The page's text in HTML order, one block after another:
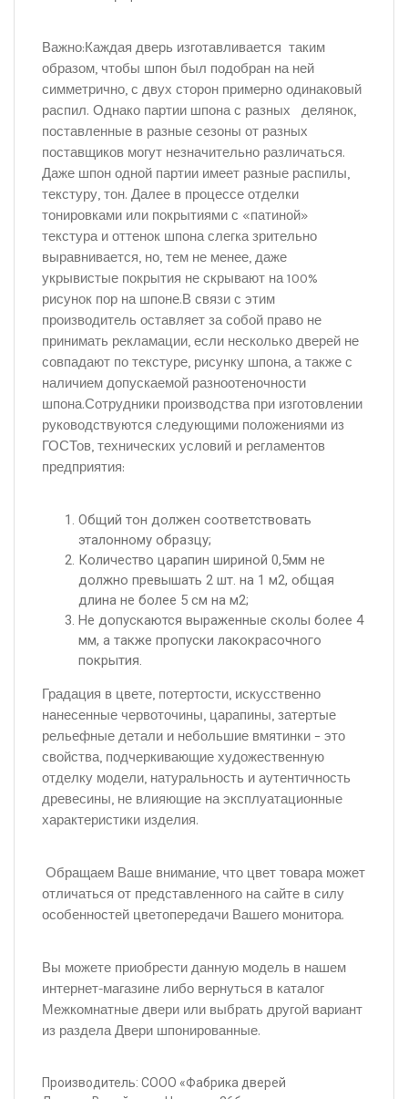
Важно:Каждая дверь изготавливается таким
образом, чтобы шпон был подобран на ней
симметрично, с двух сторон примерно одинаковый
распил. Однако партии шпона с разных делянок,
поставленные в разные сезоны от разных
поставщиков могут незначительно различаться.
Даже шпон одной партии имеет разные распилы,
текстуру, тон. Далее в процессе отделки
тонировками или покрытиями с «патиной»
текстура и оттенок шпона слегка зрительно
выравнивается, но, тем не менее, даже
укрывистые покрытия не скрывают на 100%
рисунок пор на шпоне.В связи с этим
производитель оставляет за собой право не
принимать рекламации, если несколько дверей не
совпадают по текстуре, рисунку шпона, а также с
наличием допускаемой разноотеночности
шпона.Сотрудники производства при изготовлении
руководствуются следующими положениями из
ГОСТов, технических условий и регламентов
предприятия:
Общий тон должен соответствовать
эталонному образцу;
Количество царапин шириной 0,5мм не
должно превышать 2 шт. на 1 м2, общая
длина не более 5 см на м2;
Не допускаются выраженные сколы более 4
мм, а также пропуски лакокрасочного
покрытия.
Градация в цвете, потертости, искусственно
нанесенные червоточины, царапины, затертые
рельефные детали и небольшие вмятинки – это
свойства, подчеркивающие художественную
отделку модели, натуральность и аутентичность
древесины, не влияющие на эксплуатационные
характеристики изделия.
Обращаем Ваше внимание, что цвет товара может
отличаться от представленного на сайте в силу
особенностей цветопередачи Вашего монитора.
Вы можете приобрести данную модель в нашем
интернет-магазине либо вернуться в каталог
Межкомнатные двери или выбрать другой вариант
из раздела Двери шпонированные.
Производитель: СООО «Фабрика дверей